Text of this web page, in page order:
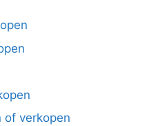
of verkopen